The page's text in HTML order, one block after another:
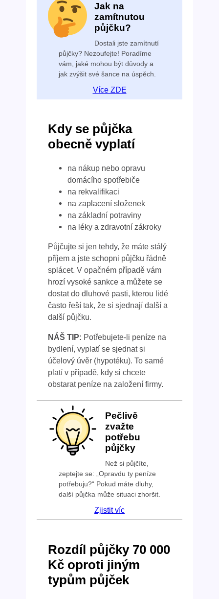
Jak na
zamítnutou
půjčku?
Dostali jste zamítnutí
půjčky? Nezoufejte! Poradíme
vám, jaké mohou být důvody a
jak zvýšit své šance na úspěch.
Více ZDE
Kdy se půjčka
obecně vyplatí
na nákup nebo opravu
domácího spotřebiče
na rekvalifikaci
na zaplacení složenek
na základní potraviny
na léky a zdravotní zákroky
Půjčujte si jen tehdy, že máte stálý
příjem a jste schopni půjčku řádně
splácet. V opačném případě vám
hrozí vysoké sankce a můžete se
dostat do dluhové pasti, kterou lidé
často řeší tak, že si sjednají další a
další půjčku.
NÁŠ TIP: Potřebujete-li peníze na
bydlení, vyplatí se sjednat si
účelový úvěr (hypotéku). To samé
platí v případě, kdy si chcete
obstarat peníze na založení firmy.
Pečlivě
zvažte
potřebu
půjčky
Než si půjčíte,
zeptejte se: „Opravdu ty peníze
potřebuju?“ Pokud máte dluhy,
další půjčka může situaci zhoršit.
Zjistit víc
Rozdíl půjčky 70 000
Kč oproti jiným
typům půjček